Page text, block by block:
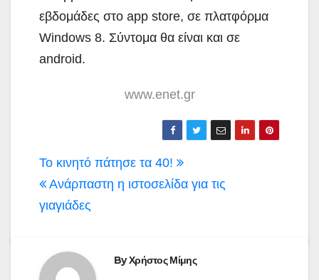
εβδομάδες στο app store, σε πλατφόρμα
Windows 8. Σύντομα θα είναι και σε
android.
www.enet.gr
Πλοήγηση
άρθρων
Το κινητό πάτησε τα 40!
Ανάρπαστη η ιστοσελίδα για τις
γιαγιάδες
ByΧρήστος Μίμης